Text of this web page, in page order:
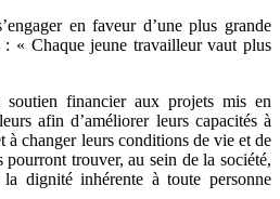
en faveur d’une plus grande
: « Chaque jeune travailleur vaut plus
soutien financier aux projets mis en
afin d’améliorer leurs capacités à
à changer leurs conditions de vie et de
trouver, au sein de la société,
dignité inhérente à toute personne